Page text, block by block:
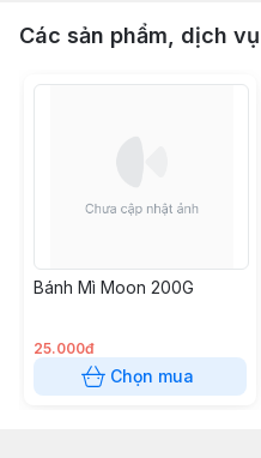
Các sản phẩm, dịch
Bánh Mì Moon 200G
25.000đ
Chọn mua